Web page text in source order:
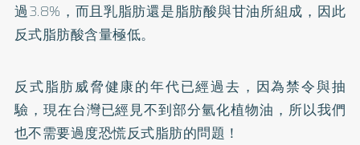
過3.8%，而且乳脂肪還是脂肪酸與甘油所組成，因此
反式脂肪酸含量極低。
反式脂肪威脅健康的年代已經過去，因為禁令與抽
驗，現在台灣已經見不到部分氫化植物油，所以我們
也不需要過度恐慌反式脂肪的問題！